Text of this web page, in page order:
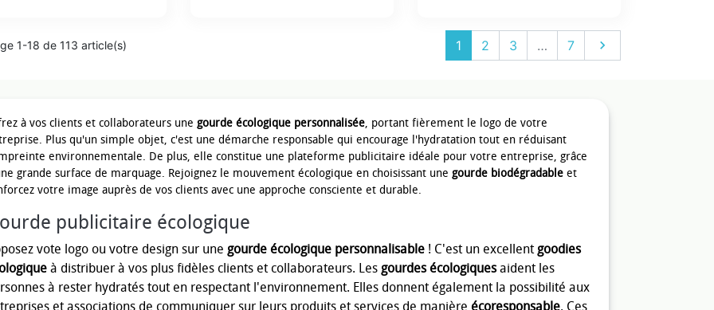
à vos clients et collaborateurs une gourde écologique personnalisée, portant fièrement le logo de votre
Plus qu'un simple objet, c'est une démarche responsable qui encourage l'hydratation tout en réduisant
environnementale. De plus, elle constitue une plateforme publicitaire idéale pour votre entreprise, grâce
grande surface de marquage. Rejoignez le mouvement écologique en choisissant une gourde biodégradableet
votre image auprès de vos clients avec une approche consciente et durable.
publicitaire écologique
vote logo ou votre design sur une gourde écologique personnalisable! C'est un excellent goodies
à distribuer à vos plus fidèles clients et collaborateurs. Les gourdes écologiquesaident les
à rester hydratés tout en respectant l'environnement. Elles donnent également la possibilité aux
et associations de communiquer sur leurs produits et services de manière écoresponsable. Ces
1-18 de 113 article(s) 1 2 3 … 7 Suivant
